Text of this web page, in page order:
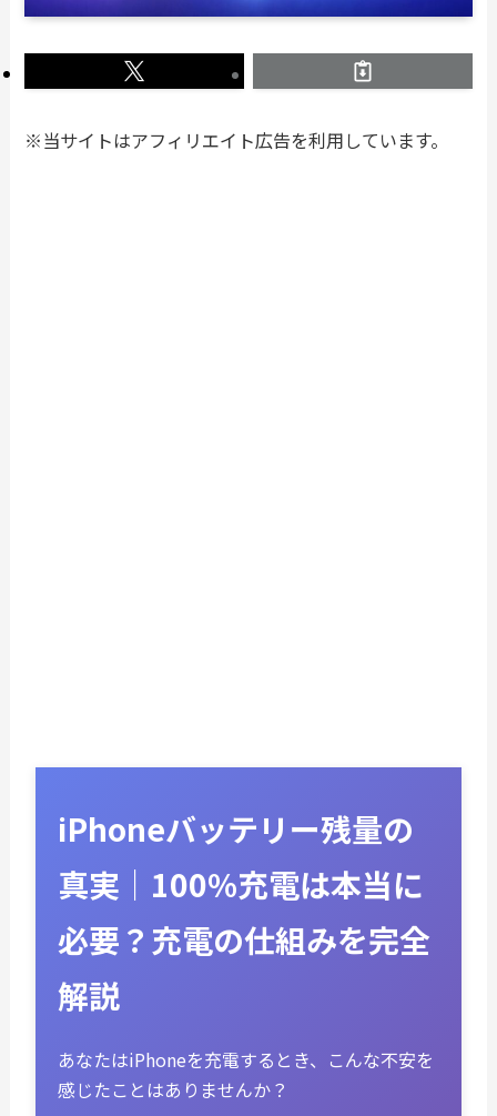
※当サイトはアフィリエイト広告を利用しています。
iPhoneバッテリー残量の
真実｜100%充電は本当に
必要？充電の仕組みを完全
解説
あなたはiPhoneを充電するとき、こんな不安を
感じたことはありませんか？